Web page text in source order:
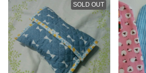
SOLD OUT